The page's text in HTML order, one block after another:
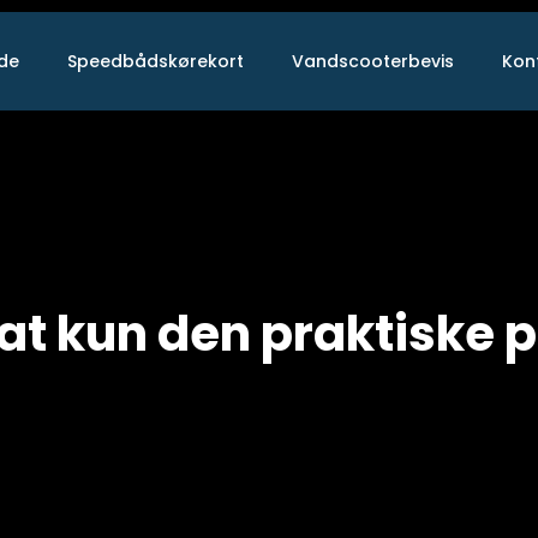
Speedbådskørekort Vandscooterbevis
kun den praktiske